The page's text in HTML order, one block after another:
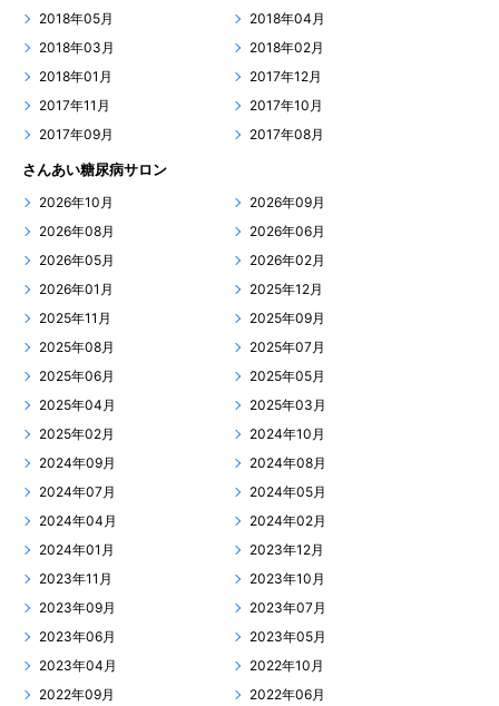
2018年05月
2018年04月
2018年03月
2018年02月
2018年01月
2017年12月
2017年11月
2017年10月
2017年09月
2017年08月
さんあい糖尿病サロン
2026年10月
2026年09月
2026年08月
2026年06月
2026年05月
2026年02月
2026年01月
2025年12月
2025年11月
2025年09月
2025年08月
2025年07月
2025年06月
2025年05月
2025年04月
2025年03月
2025年02月
2024年10月
2024年09月
2024年08月
2024年07月
2024年05月
2024年04月
2024年02月
2024年01月
2023年12月
2023年11月
2023年10月
2023年09月
2023年07月
2023年06月
2023年05月
2023年04月
2022年10月
2022年09月
2022年06月